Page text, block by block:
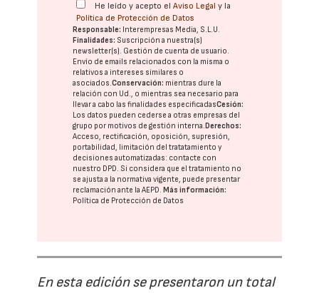
He leído y acepto elAviso Legal y la
Política de Protección de Datos
Responsable: Interempresas Media, S.L.U.
Finalidades: Suscripción a nuestra(s)
newsletter(s). Gestión de cuenta de usuario.
Envío de emails relacionados con la misma o
relativos a intereses similares o
asociados.Conservación: mientras dure la
relación con Ud., o mientras sea necesario para
llevar a cabo las finalidades especificadasCesión:
Los datos pueden cederse a otras empresas del
grupo por motivos de gestión interna. Derechos:
Acceso, rectificación, oposición, supresión,
portabilidad, limitación del tratatamiento y
decisiones automatizadas: contacte con
nuestro DPD. Si considera que el tratamiento no
se ajusta a la normativa vigente, puede presentar
reclamación ante laAEPD. Más información:
Política de Protección de Datos
En esta edición se presentaron un total